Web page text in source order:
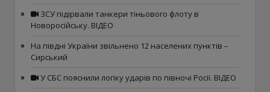
ЗСУ підірвали танкери тіньового флоту в
Новоросійську. ВІДЕО
На півдні України звільнено 12 населених пунктів –
Сирський
У СБС пояснили логіку ударів по півночі Росії. ВІДЕО